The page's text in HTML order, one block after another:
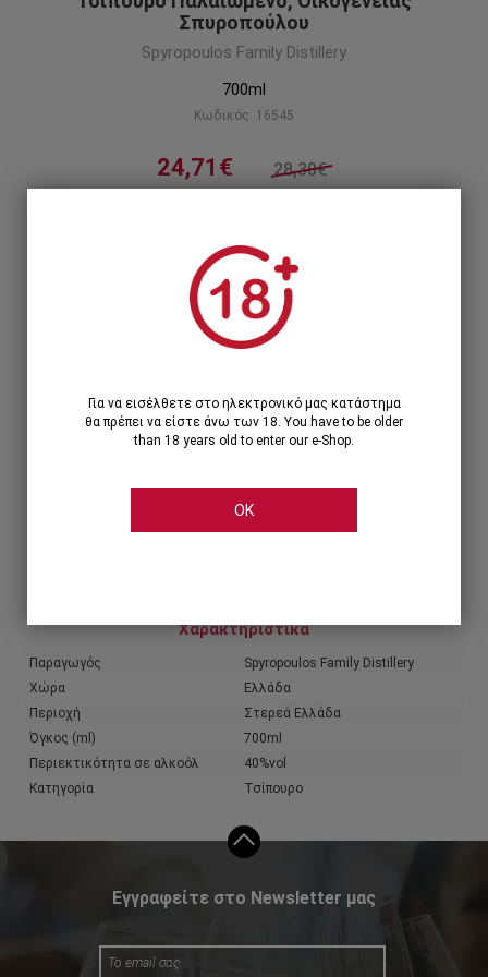
Σπυροπούλου
Spyropoulos Family Distillery
700ml
Κωδικός: 16545
24,71€ 28,30€
Περιγραφή προϊόντος
Χαρακτηριστικά
Παραγωγός
Spyropoulos Family Distillery
Χώρα
Ελλάδα
Περιοχή
Στερεά Ελλάδα
Όγκος (ml)
700ml
Περιεκτικότητα σε αλκοόλ
40%vol
Κατηγορία
Τσίπουρο
Εγγραφείτε στο Newsletter μας
Για να εισέλθετε στο ηλεκτρονικό μας κατάστημα
θα πρέπει να είστε άνω των 18. You have to be older
than 18 years old to enter our e-Shop.
OK